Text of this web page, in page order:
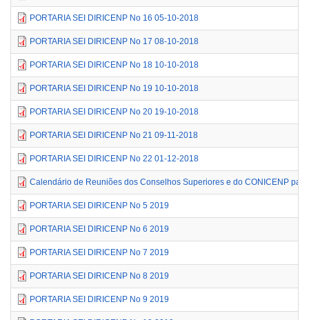
PORTARIA SEI DIRICENP No 16 05-10-2018
PORTARIA SEI DIRICENP No 17 08-10-2018
PORTARIA SEI DIRICENP No 18 10-10-2018
PORTARIA SEI DIRICENP No 19 10-10-2018
PORTARIA SEI DIRICENP No 20 19-10-2018
PORTARIA SEI DIRICENP No 21 09-11-2018
PORTARIA SEI DIRICENP No 22 01-12-2018
Calendário de Reuniões dos Conselhos Superiores e do CONICENP
PORTARIA SEI DIRICENP No 5 2019
PORTARIA SEI DIRICENP No 6 2019
PORTARIA SEI DIRICENP No 7 2019
PORTARIA SEI DIRICENP No 8 2019
PORTARIA SEI DIRICENP No 9 2019